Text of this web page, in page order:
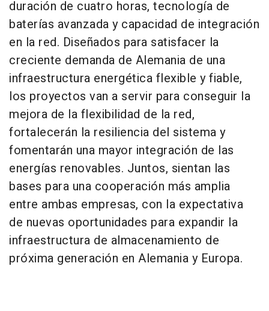
duración de cuatro horas, tecnología de
baterías avanzada y capacidad de integración
en la red. Diseñados para satisfacer la
creciente demanda de Alemania de una
infraestructura energética flexible y fiable,
los proyectos van a servir para conseguir la
mejora de la flexibilidad de la red,
fortalecerán la resiliencia del sistema y
fomentarán una mayor integración de las
energías renovables. Juntos, sientan las
bases para una cooperación más amplia
entre ambas empresas, con la expectativa
de nuevas oportunidades para expandir la
infraestructura de almacenamiento de
próxima generación en Alemania y Europa.